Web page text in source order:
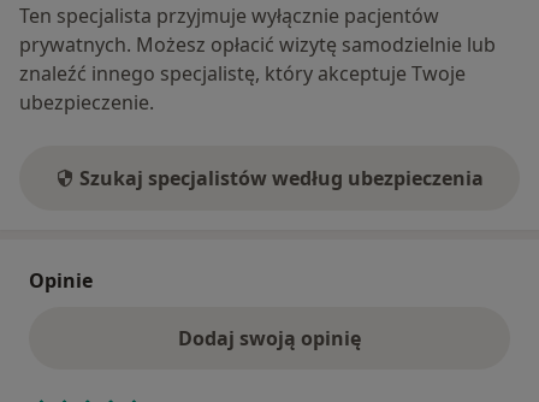
Ten specjalista przyjmuje wyłącznie pacjentów
prywatnych. Możesz opłacić wizytę samodzielnie lub
znaleźć innego specjalistę, który akceptuje Twoje
ubezpieczenie.
Szukaj specjalistów według ubezpieczenia
Opinie
Dodaj swoją opinię